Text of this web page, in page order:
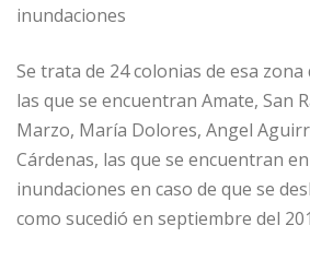
inundaciones
Se trata de 24 colonias de esa
las que se encuentran Amate, San
Marzo, María Dolores, Angel
Cárdenas, las que se encuentran
inundaciones en caso de que se
como sucedió en septiembre del